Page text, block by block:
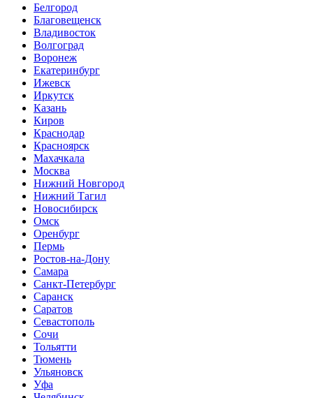
Белгород
Благовещенск
Владивосток
Волгоград
Воронеж
Екатеринбург
Ижевск
Иркутск
Казань
Киров
Краснодар
Красноярск
Махачкала
Москва
Нижний Новгород
Нижний Тагил
Новосибирск
Омск
Оренбург
Пермь
Ростов-на-Дону
Самара
Санкт-Петербург
Саранск
Саратов
Севастополь
Сочи
Тольятти
Тюмень
Ульяновск
Уфа